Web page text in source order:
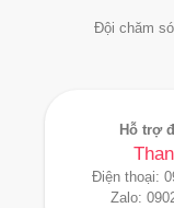
Đội chăm
Hỗ trợ
Điện thoại:
Zalo: